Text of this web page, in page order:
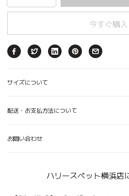
今すぐ購入
サイズについて
配送・お支払方法について
お問い合わせ
ハリースペット横浜店